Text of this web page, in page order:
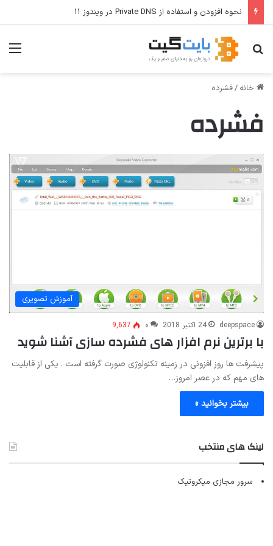
نحوه افزودن و استفاده از Private DNS در ویندوز ۱۱
جستجو برای
خانه /فشرده
فشرده
آموزش تصویری
deepspace 24 اکتبر 2018 ۰ 9,637
با برترین نرم افزار های فشرده سازی آشنا شوید
پیشرفت ها روز افزونی در زمینه تکنولوژی صورت گرفته است . یکی از قابلیت
های مهم که در عصر امروز…
بیشتر بخوانید »
لینک های منتخب
سرور مجازی میکروتیک